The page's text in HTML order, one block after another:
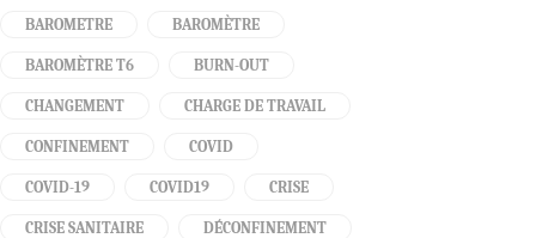
BAROMETRE BAROMÈTRE
BAROMÈTRE T6 BURN-OUT
CHANGEMENT CHARGE DE TRAVAIL
CONFINEMENT COVID
COVID-19 COVID19 CRISE
CRISE SANITAIRE DÉCONFINEMENT